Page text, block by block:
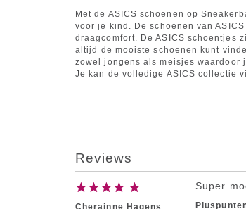
Met de ASICS schoenen op
voor je kind. De schoenen van
draagcomfort. De ASICS schoentjes
altijd de mooiste schoenen kunt
zowel jongens als meisjes waardoor
Je kan de volledige ASICS collectie
Reviews
Super